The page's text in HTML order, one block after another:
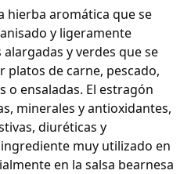
hierba aromática que se
y ligeramente
y verdes que se
de carne, pescado,
o ensaladas. El estragón
minerales y antioxidantes,
diuréticas y
muy utilizado en
en la salsa bearnesa